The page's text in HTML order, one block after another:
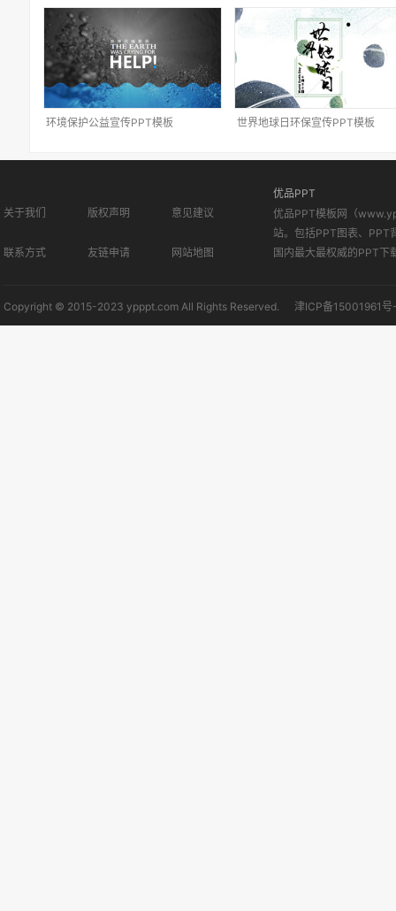
环境保护公益宣传PPT模板 世界地球日环保宣传PPT模板
关于我们 版权声明 意见建议
联系方式 友链申请 网站地图
优品PPT
优品PPT模板网（
站。包括PPT图表、PPT
国内最大最权威的PPT下
Copyright © 2015-2023 ypppt.com All Rights Reserved. 津ICP备15001961号